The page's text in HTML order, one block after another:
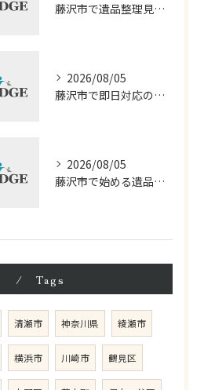
藤沢市で遺品整理見積もりと料金を比較
2026/08/05
藤沢市で即日対応の遺品整理サービス徹底解説
2026/08/05
藤沢市で始める遺品整理相談の進め方
Tags
清瀬市 神奈川県 綾瀬市
横浜市 川崎市 鶴見区